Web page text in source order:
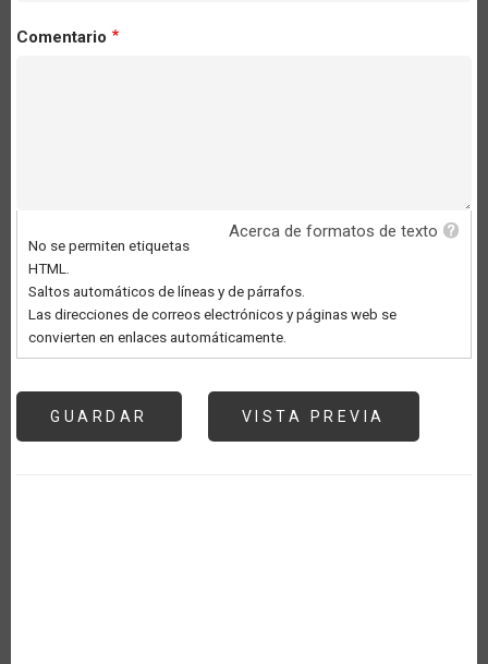
Comentario
Acerca de formatos de texto
No se permiten etiquetas
HTML.
Saltos automáticos de líneas y de párrafos.
Las direcciones de correos electrónicos y páginas web se
convierten en enlaces automáticamente.